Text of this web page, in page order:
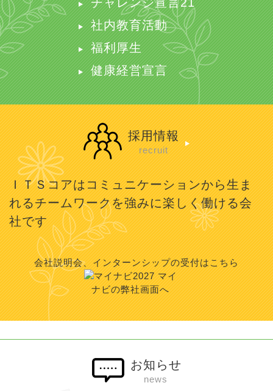
社内教育活動
福利厚生
健康経営宣言
採用情報
recruit
ＩＴＳコアはコミュニケーションから生ま
れるチームワークを強みに楽しく働ける会
社です
会社説明会、インターンシップの受付はこちら
マイ
ナビの弊社画面へ
お知らせ
news